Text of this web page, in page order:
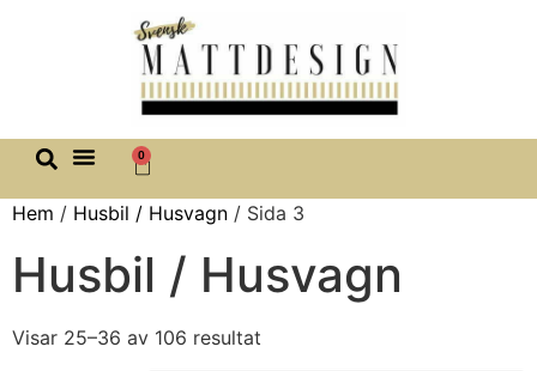
0
Hem / Husbil / Husvagn / Sida 3
Husbil / Husvagn
Visar 25–36 av 106 resultat